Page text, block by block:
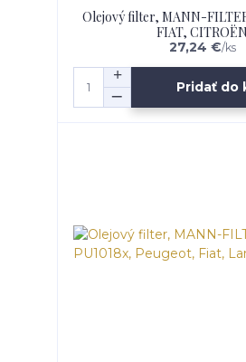
Olejový filter, MANN-
FIAT, CITROËN
27,24 €/ks
Pridať do